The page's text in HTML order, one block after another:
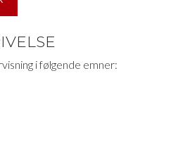
i følgende emner: